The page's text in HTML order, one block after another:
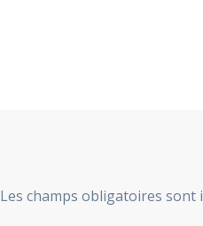
Les champs obligatoires sont